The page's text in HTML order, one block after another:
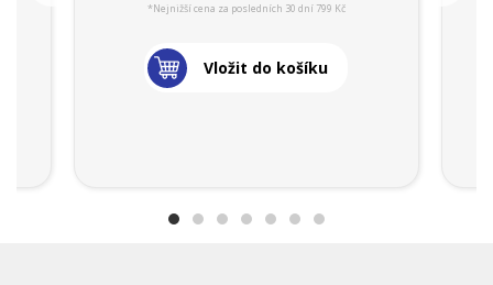
*Nejnižší cena za posledních 30 dní 799 Kč
Vložit do košíku